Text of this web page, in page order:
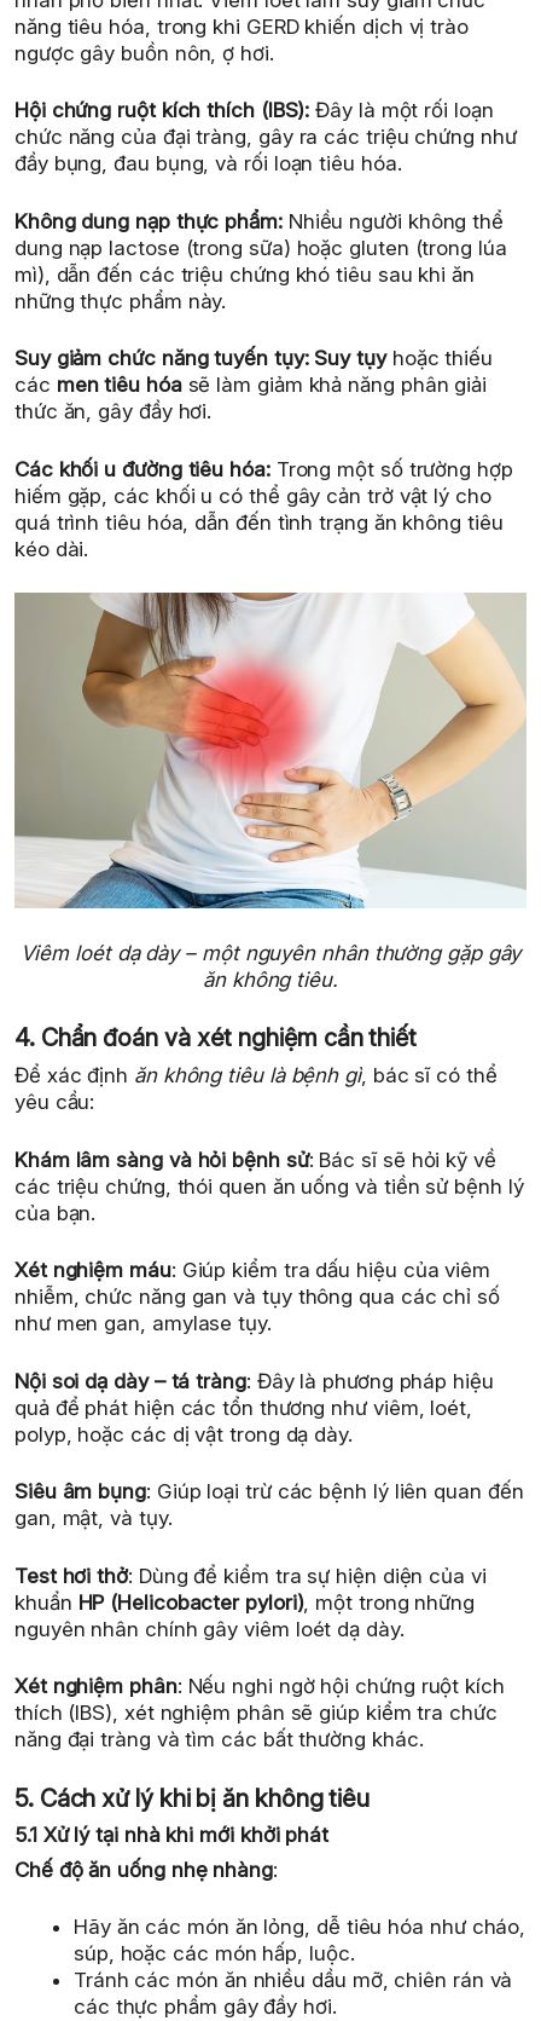
năng tiêu hóa, trong khi GERD khiến dịch vị trào
ngược gây buồn nôn, ợ hơi.
Hội chứng ruột kích thích (IBS): Đây là một rối loạn
chức năng của đại tràng, gây ra các triệu chứng như
đầy bụng, đau bụng, và rối loạn tiêu hóa.
Không dung nạp thực phẩm:Nhiều người không thể
dung nạp lactose (trong sữa) hoặc gluten (trong lúa
mì), dẫn đến các triệu chứng khó tiêu sau khi ăn
những thực phẩm này.
Suy giảm chức năng tuyến tụy: Suy tụyhoặc thiếu
các men tiêu hóasẽ làm giảm khả năng phân giải
thức ăn, gây đầy hơi.
Các khối u đường tiêu hóa:Trong một số trường hợp
hiếm gặp, các khối u có thể gây cản trở vật lý cho
quá trình tiêu hóa, dẫn đến tình trạng ăn không tiêu
kéo dài.
Viêm loét dạ dày – một nguyên nhân thường gặp gây
ăn không tiêu.
4. Chẩn đoán và xét nghiệm cần thiết
Để xác định ăn không tiêu là bệnh gì, bác sĩ có thể
yêu cầu:
Khám lâm sàng và hỏi bệnh sử: Bác sĩ sẽ hỏi kỹ về
các triệu chứng, thói quen ăn uống và tiền sử bệnh lý
của bạn.
Xét nghiệm máu: Giúp kiểm tra dấu hiệu của viêm
nhiễm, chức năng gan và tụy thông qua các chỉ số
như men gan, amylase tụy.
Nội soi dạ dày – tá tràng: Đây là phương pháp hiệu
quả để phát hiện các tổn thương như viêm, loét,
polyp, hoặc các dị vật trong dạ dày.
Siêu âm bụng: Giúp loại trừ các bệnh lý liên quan đến
gan, mật, và tụy.
Test hơi thở: Dùng để kiểm tra sự hiện diện của vi
khuẩn HP (Helicobacter pylori), một trong những
nguyên nhân chính gây viêm loét dạ dày.
Xét nghiệm phân: Nếu nghi ngờ hội chứng ruột kích
thích (IBS), xét nghiệm phân sẽ giúp kiểm tra chức
năng đại tràng và tìm các bất thường khác.
5. Cách xử lý khi bị ăn không tiêu
5.1 Xử lý tại nhà khi mới khởi phát
Chế độ ăn uống nhẹ nhàng:
Hãy ăn các món ăn lỏng, dễ tiêu hóa như cháo,
súp, hoặc các món hấp, luộc.
Tránh các món ăn nhiều dầu mỡ, chiên rán và
các thực phẩm gây đầy hơi.